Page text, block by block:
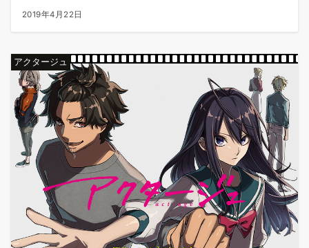
2019年4月22日
アクタージュ